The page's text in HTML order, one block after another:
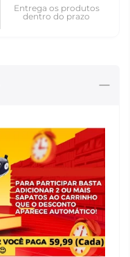
Entrega os produtos
dentro do prazo